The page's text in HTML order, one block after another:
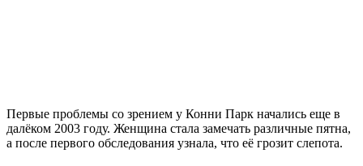
Первые проблемы со зрением у Конни Парк начались еще в
далёком 2003 году. Женщина стала замечать различные пятна,
а после первого обследования узнала, что её грозит слепота.